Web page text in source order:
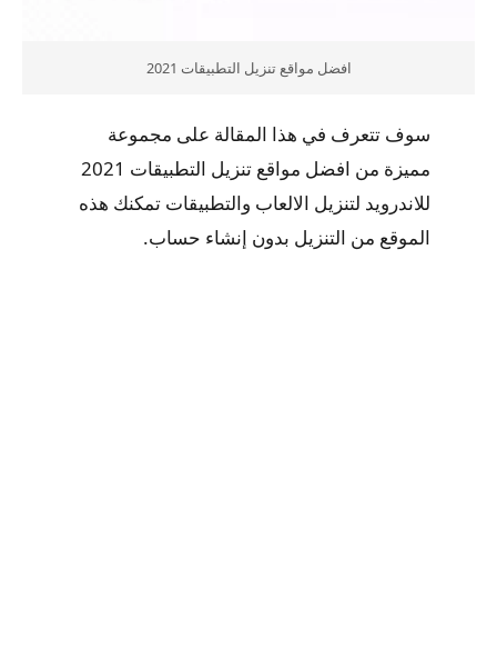
افضل مواقع تنزيل التطبيقات 2021
سوف تتعرف في هذا المقالة على مجموعة
مميزة من افضل مواقع تنزيل التطبيقات 2021
للاندرويد لتنزيل الالعاب والتطبيقات تمكنك هذه
الموقع من التنزيل بدون إنشاء حساب.